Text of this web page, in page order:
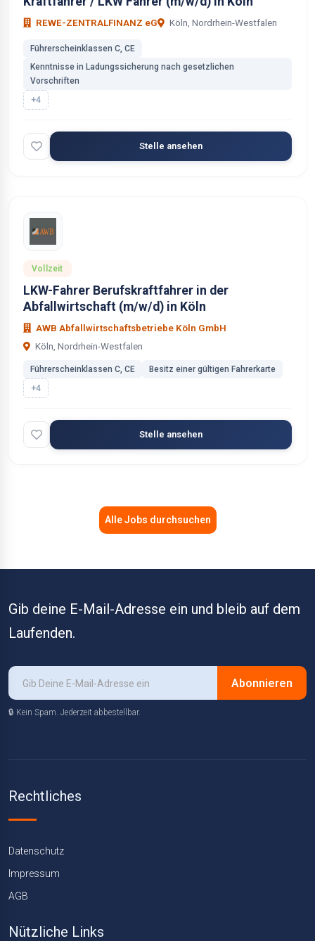
REWE-ZENTRALFINANZ eG Köln, Nordrhein-Westfalen
Führerscheinklassen C, CE
Kenntnisse in Ladungssicherung nach gesetzlichen
Vorschriften
+4
Stelle ansehen
Vollzeit
LKW-Fahrer Berufskraftfahrer in der
Abfallwirtschaft (m/w/d) in Köln
AWB Abfallwirtschaftsbetriebe Köln GmbH
Köln, Nordrhein-Westfalen
Führerscheinklassen C, CE
Besitz einer gültigen Fahrerkarte
+4
Stelle ansehen
Alle Jobs durchsuchen
Gib deine E-Mail-Adresse ein und bleib auf dem
Laufenden.
Abonnieren
🔒 Kein Spam. Jederzeit abbestellbar.
Rechtliches
Datenschutz
Impressum
AGB
Nützliche Links